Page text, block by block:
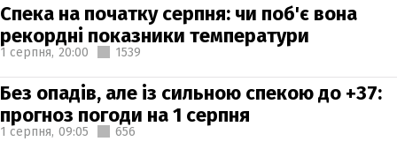
Спека на початку серпня: чи поб'є вона
рекордні показники температури
1 серпня, 20:00 1539
Без опадів, але із сильною спекою до +37:
прогноз погоди на 1 серпня
1 серпня, 09:05 656